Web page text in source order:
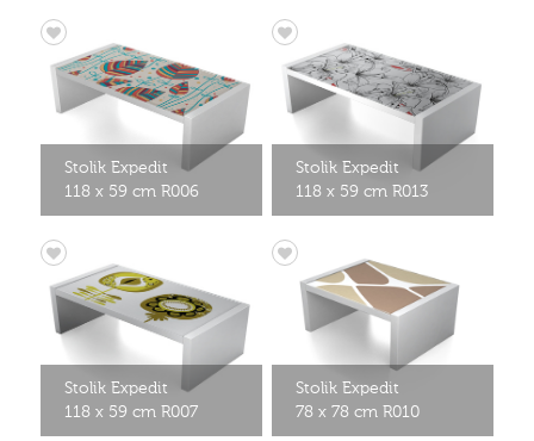
Stolik Expedit
118 x 59 cm R006
Stolik Expedit
118 x 59 cm R013
Stolik Expedit
118 x 59 cm R007
Stolik Expedit
78 x 78 cm R010